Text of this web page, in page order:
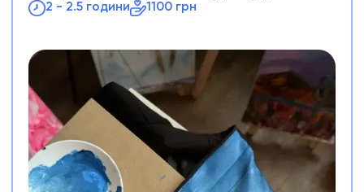
2 - 2.5 години
1100 грн